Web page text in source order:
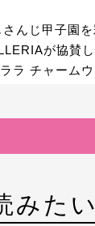
さんじ甲子園
が協賛
ラ チャーム
みたい